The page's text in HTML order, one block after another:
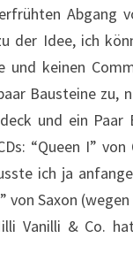
Abgang
der Idee, ich
und keinen
Bausteine zu,
und ein
“Queen I”
ich ja
von Saxon
Vanilli & Co.